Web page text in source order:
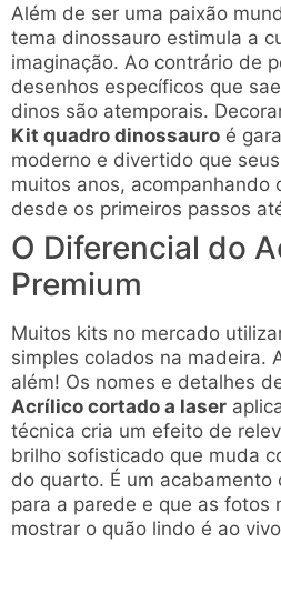
Além de ser uma paixão
tema dinossauro estimula a
imaginação. Ao contrário de
desenhos específicos que
dinos são atemporais.
Kit quadro dinossauro é
moderno e divertido que
muitos anos, acompanhando
desde os primeiros passos
O Diferencial do
Premium
Muitos kits no mercado
simples colados na madeira.
além! Os nomes e detalhes
Acrílico cortado a laser
técnica cria um efeito de
brilho sofisticado que muda
do quarto. É um acabamento
para a parede e que as fotos
mostrar o quão lindo é ao